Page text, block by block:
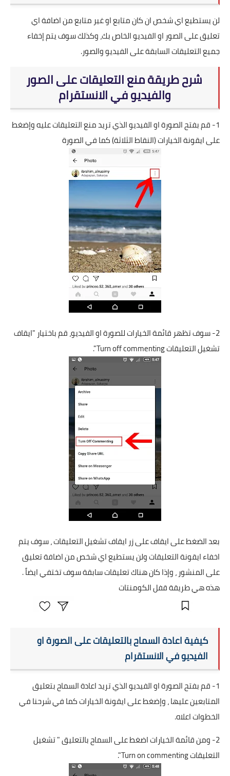
لن يستطيع اي شخص ان كان متابع او غير متابع من اضافة اي
تعليق على الصور او الفيديو الخاص بك، وكذلك سوف يتم إخفاء
جميع التعليقات السابقة على الفيديو والصور.
شرح طريقة منع التعليقات على الصور
والفيديو في الانستقرام
1- قم بفتح الصورة او الفيديو الذي تريد منع التعليقات عليه وإضغط
على ايقونة الخيارات (النقاط الثلاثة) كما في الصورة
2- سوف تظهر قائمة الخيارات للصورة او الفيديو، قم باختيار "ايقاف
تشغيل التعليقات Turn off commenting".
بعد الضغط على ايقاف على زر ايقاف تشغيل التعليقات ، سوف يتم
اخفاء ايقونة التعليقات ولن يستطيع اي شخص من اضافة تعليق
على المنشور ، وإذا كان هناك تعليقات سابقة سوف تختفي ايضاً .
هذه هي طريقة قفل الكومنتات
كيفية اعادة السماح بالتعليقات على الصورة او
الفيديو في الانستقرام
1- قم بفتح الصورة او الفيديو الذي تريد اعادة السماح بتعليق
المتابعين عليها ، وإضغط على ايقونة الخيارات كما في شرحنا في
الخطوات اعلاه.
2- ومن قائمة الخيارات اضغط على السماح بالتعليق " تشغيل
التعليقات Turn on commenting".